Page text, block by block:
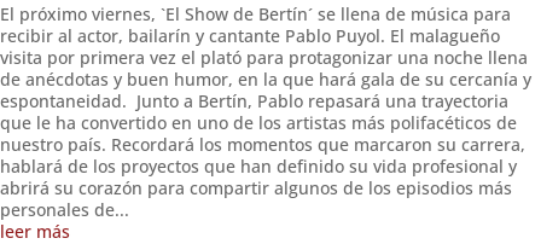
El próximo viernes, `El Show de Bertín´ se llena de música para
recibir al actor, bailarín y cantante Pablo Puyol. El malagueño
visita por primera vez el plató para protagonizar una noche llena
de anécdotas y buen humor, en la que hará gala de su cercanía y
espontaneidad. Junto a Bertín, Pablo repasará una trayectoria
que le ha convertido en uno de los artistas más polifacéticos de
nuestro país. Recordará los momentos que marcaron su carrera,
hablará de los proyectos que han definido su vida profesional y
abrirá su corazón para compartir algunos de los episodios más
personales de...
leer más